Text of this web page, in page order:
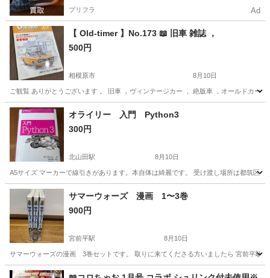
プリフラ Ad
【 Old-timer 】No.173 📖 旧車 雑誌 ，
500円
相模原市 8月10日
ご観覧 ありがとうございます 。 旧車 ，ヴィンテージカー ， 絶版車 ，オールドカー
神奈川 相模原市 その他 Old
オライリー 入門 Python3
300円
北山田駅 8月10日
A5サイズ マーカーで線引きがあります。本自体は綺麗です。 受け渡し場所は都筑区
神奈川 横浜市 北山田駅 理学、工学 自体
サマーウォーズ 漫画 1〜3巻
900円
宮前平駅 8月10日
サマーウォーズの漫画 3巻セットです。 取りに来てくださる方いましたら 宮前平駅
神奈川 川崎市 宮前平駅 本/CD/DVD